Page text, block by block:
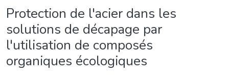
Protection de l'acier dans les
solutions de décapage par
l'utilisation de composés
organiques écologiques